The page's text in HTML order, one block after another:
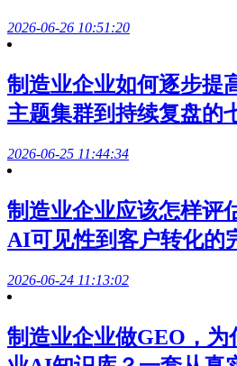
2026-06-26 10:51:20
制造业企业如何逐步提
主题集群到持续复盘的
2026-06-25 11:44:34
制造业企业应该怎样评
AI可见性到客户转化的
2026-06-24 11:13:02
制造业企业做GEO，为